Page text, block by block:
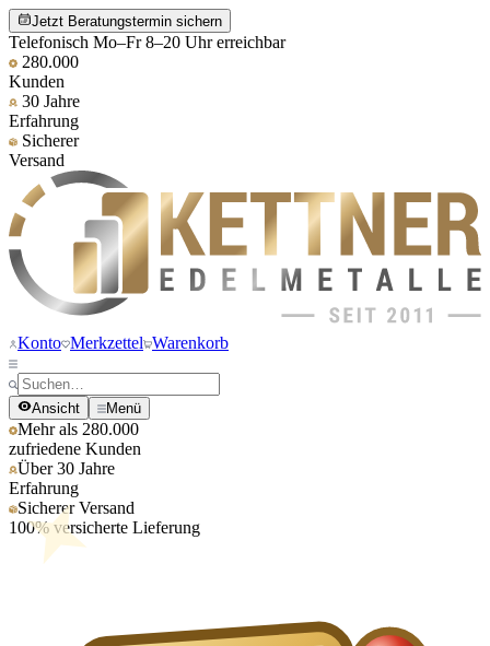
Jetzt Beratungstermin sichern
Telefonisch Mo–Fr 8–20 Uhr erreichbar
280.000
Kunden
30 Jahre
Erfahrung
Sicherer
Versand
Konto Merkzettel Warenkorb
Ansicht Menü
Mehr als 280.000
zufriedene Kunden
Über 30 Jahre
Erfahrung
Sicherer Versand
100% versicherte Lieferung